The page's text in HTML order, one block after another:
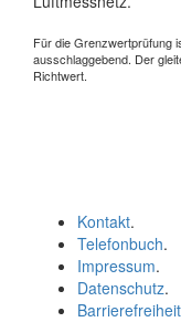
Für die Grenzwertprüfung
ausschlaggebend. Der
Richtwert.
Kontakt.
Telefonbuch.
Impressum.
Datenschutz.
Barrierefreiheit